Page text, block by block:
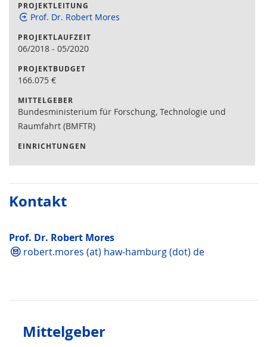
PROJEKTLEITUNG
Prof. Dr. Robert Mores
PROJEKTLAUFZEIT
06/2018 - 05/2020
PROJEKTBUDGET
166.075 €
MITTELGEBER
Bundesministerium für Forschung, Technologie und
Raumfahrt (BMFTR)
EINRICHTUNGEN
Kontakt
Prof. Dr. Robert Mores
robert.mores (at) haw-hamburg (dot) de
Mittelgeber